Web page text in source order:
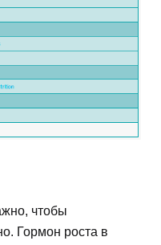
чтобы
Гормон роста в